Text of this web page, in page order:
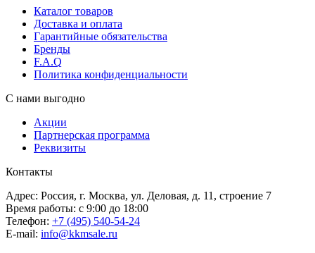
Каталог товаров
Доставка и оплата
Гарантийные обязательства
Бренды
F.A.Q
Политика конфиденциальности
С нами выгодно
Акции
Партнерская программа
Реквизиты
Контакты
Адрес: Россия, г. Москва, ул. Деловая, д. 11, строение 7
Время работы: с 9:00 до 18:00
Телефон: +7 (495) 540-54-24
E-mail: info@kkmsale.ru